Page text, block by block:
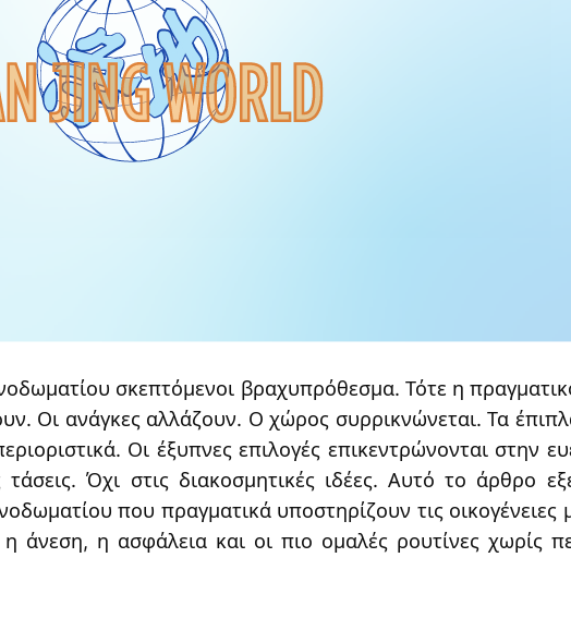
σκεπτόμενοι βραχυπρόθεσμα. Τότε η
Οι ανάγκες αλλάζουν. Ο χώρος συρρικνώνεται. Τα
Οι έξυπνες επιλογές επικεντρώνονται στην
Όχι στις διακοσμητικές ιδέες. Αυτό το άρθρο
που πραγματικά υποστηρίζουν τις οικογένειες
η ασφάλεια και οι πιο ομαλές ρουτίνες χωρίς